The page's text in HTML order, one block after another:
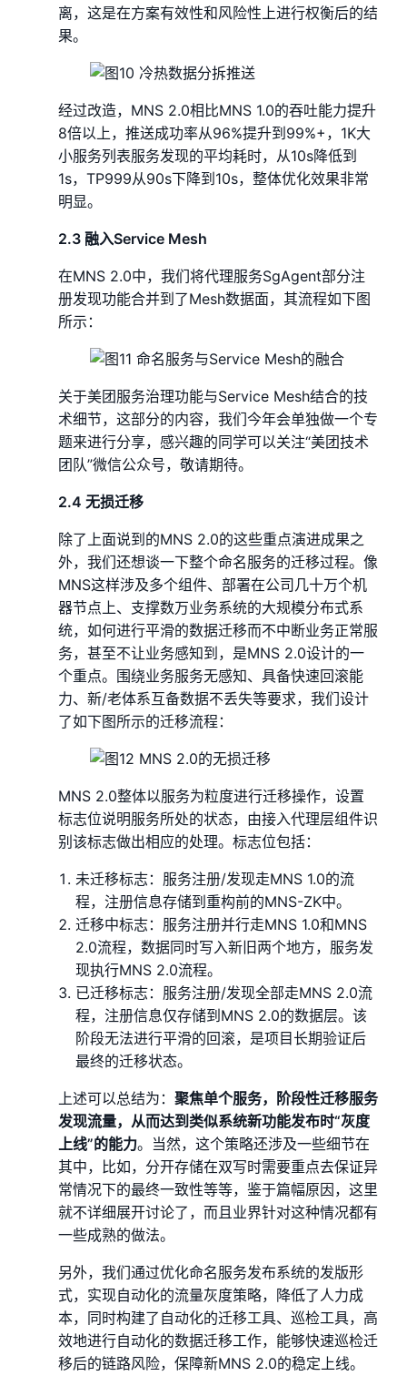
离，这是在方案有效性和风险性上进行权衡后的结
果。
经过改造，MNS 2.0相比MNS 1.0的吞吐能力提升
8倍以上，推送成功率从96%提升到99%+，1K大
小服务列表服务发现的平均耗时，从10s降低到
1s，TP999从90s下降到10s，整体优化效果非常
明显。
2.3 融入Service Mesh
在MNS 2.0中，我们将代理服务SgAgent部分注
册发现功能合并到了Mesh数据面，其流程如下图
所示：
关于美团服务治理功能与Service Mesh结合的技
术细节，这部分的内容，我们今年会单独做一个专
题来进行分享，感兴趣的同学可以关注“美团技术
团队”微信公众号，敬请期待。
2.4 无损迁移
除了上面说到的MNS 2.0的这些重点演进成果之
外，我们还想谈一下整个命名服务的迁移过程。像
MNS这样涉及多个组件、部署在公司几十万个机
器节点上、支撑数万业务系统的大规模分布式系
统，如何进行平滑的数据迁移而不中断业务正常服
务，甚至不让业务感知到，是MNS 2.0设计的一
个重点。围绕业务服务无感知、具备快速回滚能
力、新/老体系互备数据不丢失等要求，我们设计
了如下图所示的迁移流程：
MNS 2.0整体以服务为粒度进行迁移操作，设置
标志位说明服务所处的状态，由接入代理层组件识
别该标志做出相应的处理。标志位包括：
未迁移标志：服务注册/发现走MNS 1.0的流
程，注册信息存储到重构前的MNS-ZK中。
迁移中标志：服务注册并行走MNS 1.0和MNS
2.0流程，数据同时写入新旧两个地方，服务发
现执行MNS 2.0流程。
已迁移标志：服务注册/发现全部走MNS 2.0流
程，注册信息仅存储到MNS 2.0的数据层。该
阶段无法进行平滑的回滚，是项目长期验证后
最终的迁移状态。
上述可以总结为： 聚焦单个服务，阶段性迁移服务
发现流量，从而达到类似系统新功能发布时“灰度
上线”的能力。当然，这个策略还涉及一些细节在
其中，比如，分开存储在双写时需要重点去保证异
常情况下的最终一致性等等，鉴于篇幅原因，这里
就不详细展开讨论了，而且业界针对这种情况都有
一些成熟的做法。
另外，我们通过优化命名服务发布系统的发版形
式，实现自动化的流量灰度策略，降低了人力成
本，同时构建了自动化的迁移工具、巡检工具，高
效地进行自动化的数据迁移工作，能够快速巡检迁
移后的链路风险，保障新MNS 2.0的稳定上线。